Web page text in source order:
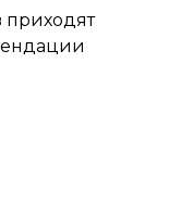
приходят